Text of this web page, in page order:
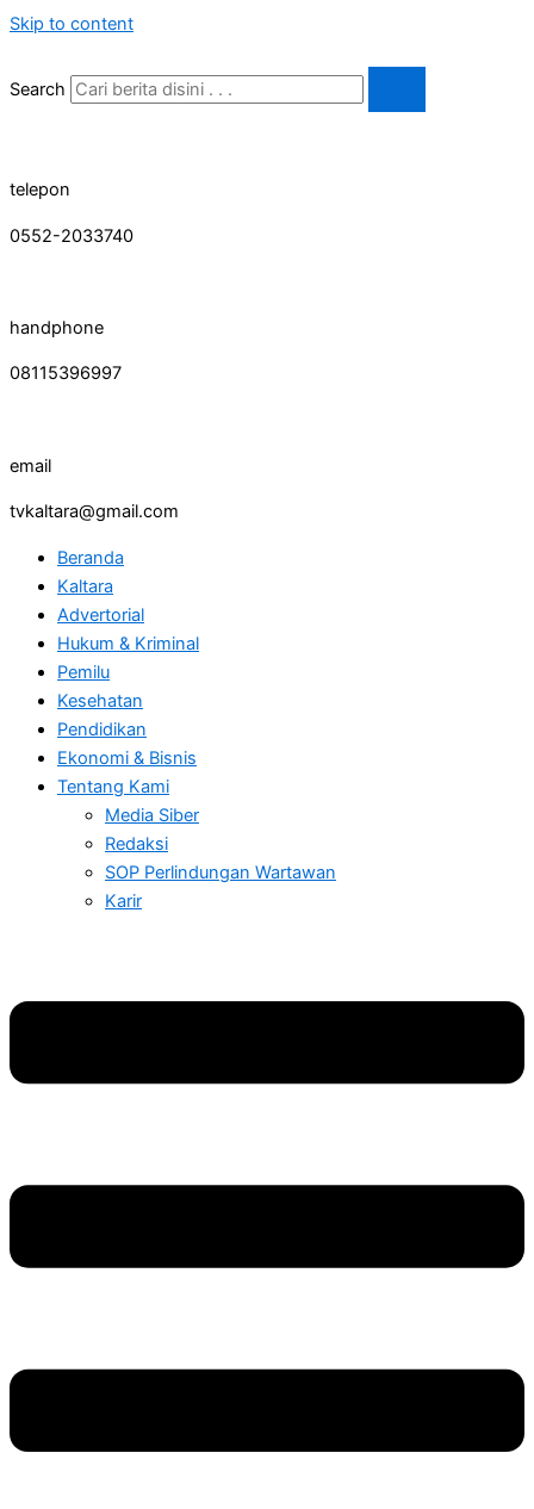
Skip to content
Search
telepon
0552-2033740
handphone
08115396997
email
tvkaltara@gmail.com
Beranda
Kaltara
Advertorial
Hukum & Kriminal
Pemilu
Kesehatan
Pendidikan
Ekonomi & Bisnis
Tentang Kami
Media Siber
Redaksi
SOP Perlindungan Wartawan
Karir